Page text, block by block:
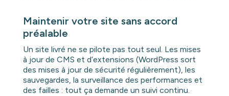
Maintenir votre site sans accord
préalable
Un site livré ne se pilote pas tout seul. Les mises
à jour de CMS et d’extensions (WordPress sort
des mises à jour de sécurité régulièrement), les
sauvegardes, la surveillance des performances et
des failles : tout ça demande un suivi continu.